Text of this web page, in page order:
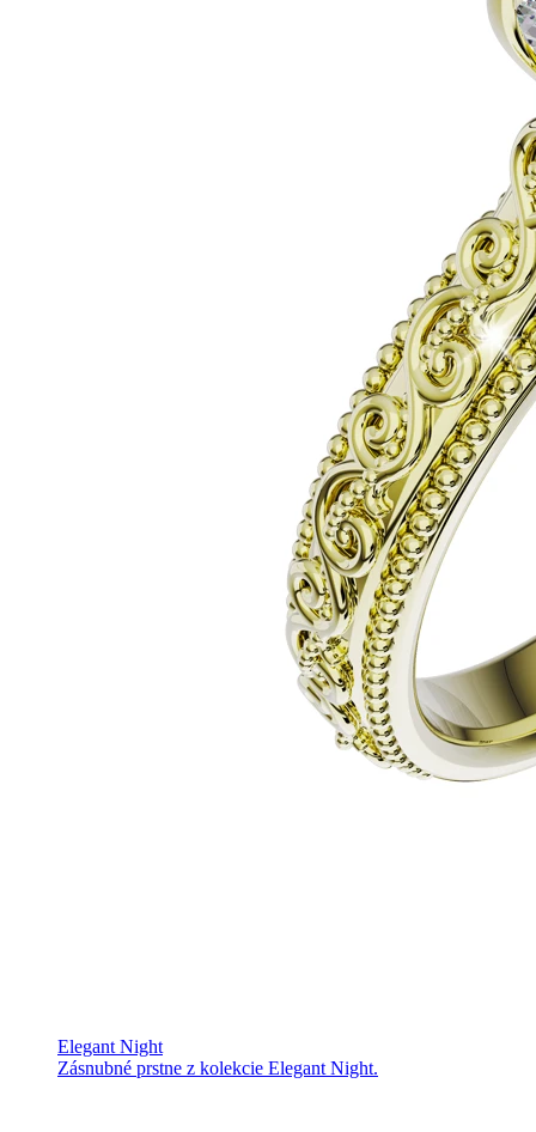
Elegant Night
Zásnubné prstne z kolekcie Elegant Night.